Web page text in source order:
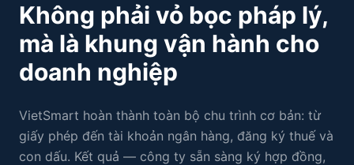
Không phải vỏ bọc pháp lý,
mà là khung vận hành cho
doanh nghiệp
VietSmart hoàn thành toàn bộ chu trình cơ bản: từ
giấy phép đến tài khoản ngân hàng, đăng ký thuế và
con dấu. Kết quả — công ty sẵn sàng ký hợp đồng,